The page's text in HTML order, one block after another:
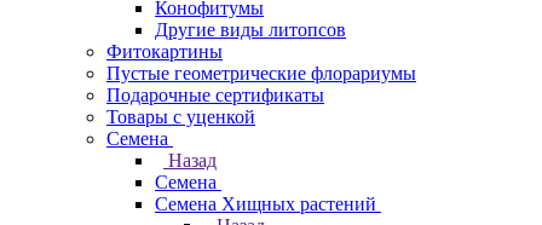
Конофитумы
Другие виды литопсов
Фитокартины
Пустые геометрические флорариумы
Подарочные сертификаты
Товары с уценкой
Семена
Назад
Семена
Семена Хищных растений